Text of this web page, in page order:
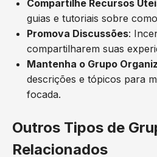
Compartilhe Recursos
guias e tutoriais sobre
Promova Discussões:
compartilharem suas
Mantenha o Grupo
descrições e tópicos para
focada.
Outros Tipos de
Relacionados